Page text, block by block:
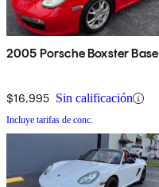
2005 Porsche Boxster Base
$16,995 Sin calificación
Incluye tarifas de conc.